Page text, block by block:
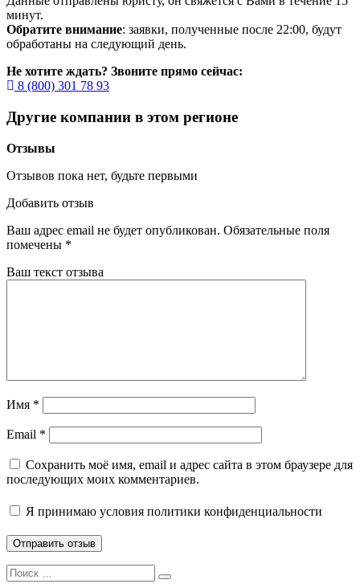
минут.
Обратите внимание: заявки, полученные после 22:00, будут
обработаны на следующий день.
Не хотите ждать? Звоните прямо сейчас:
8 (800) 301 78 93
Другие компании в этом регионе
Отзывы
Отзывов пока нет, будьте первыми
Добавить отзыв
Ваш адрес email не будет опубликован. Обязательные поля
помечены *
Ваш текст отзыва
Имя *
Email *
Сохранить моё имя, email и адрес сайта в этом браузере для
последующих моих комментариев.
Я принимаю условия политики конфиденциальности
Search